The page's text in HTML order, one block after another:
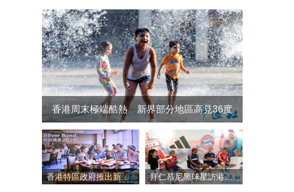
香港周末極端酷熱 新界部分地區高見36度
香港特區政府推出新一批銀色債券 每手1萬元保底息4.25厘 拜仁慕尼黑球星訪港 與球迷近距離互動